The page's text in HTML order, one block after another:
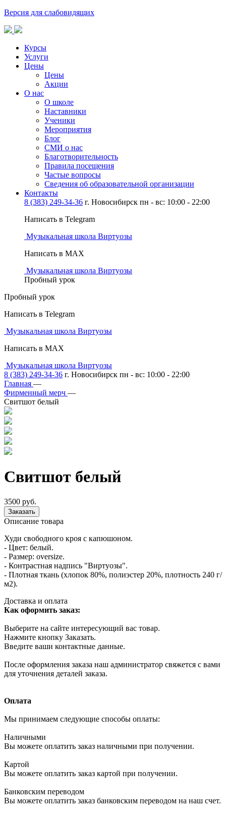
Версия для слабовидящих
Курсы
Услуги
Цены
Цены
Акции
О нас
О школе
Наставники
Ученики
Мероприятия
Блог
СМИ о нас
Благотворительность
Правила посещения
Частые вопросы
Сведения об образовательной организации
Контакты
8 (383) 249-34-36 г. Новосибирск пн - вс: 10:00 - 22:00
Написать в Telegram
Музыкальная школа Виртуозы
Написать в MAX
Музыкальная школа Виртуозы
Пробный урок
Пробный урок
Написать в Telegram
Музыкальная школа Виртуозы
Написать в MAX
Музыкальная школа Виртуозы
8 (383) 249-34-36 г. Новосибирск пн - вс: 10:00 - 22:00
Главная —
Фирменный мерч —
Свитшот белый
Свитшот белый
3500 руб.
Заказать
Описание товара
Худи свободного кроя с капюшоном.
- Цвет: белый.
- Размер: oversize.
- Контрастная надпись "Виртуозы".
- Плотная ткань (хлопок 80%, полиэстер 20%, плотность 240 г/
м2).
Доставка и оплата
Как оформить заказ:
Выберите на сайте интересующий вас товар.
Нажмите кнопку Заказать.
Введите ваши контактные данные.
После оформления заказа наш администратор свяжется с вами
для уточнения деталей заказа.
Оплата
Мы принимаем следующие способы оплаты:
Наличными
Вы можете оплатить заказ наличными при получении.
Картой
Вы можете оплатить заказ картой при получении.
Банковским переводом
Вы можете оплатить заказ банковским переводом на наш счет.